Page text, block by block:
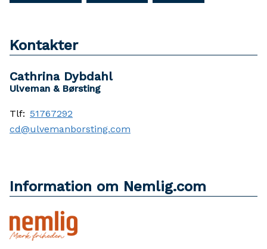
Kontakter
Cathrina Dybdahl
Ulveman & Børsting
Tlf: 51767292
cd@ulvemanborsting.com
Information om Nemlig.com